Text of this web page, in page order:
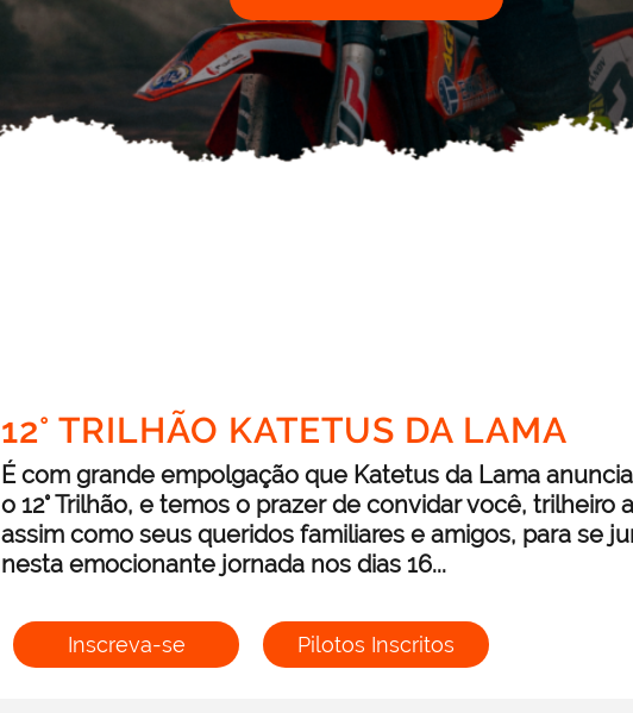
12° TRILHÃO KATETUS DA LAMA
É com grande empolgação que Katetus da Lama
o 12° Trilhão, e temos o prazer de convidar você, trilheiro
assim como seus queridos familiares e amigos, para se
nesta emocionante jornada nos dias 16...
Inscreva-se Pilotos Inscritos